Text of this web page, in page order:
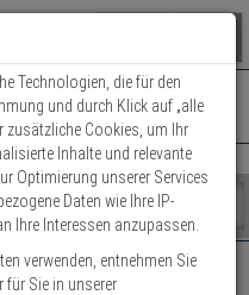
WARENKORB
ist momentan leer.
)
Fertig
16:30 | Fr.: 8:00 - 14:00 Uhr
nutzen
Technologien, die für den
und durch Klick auf „alle
zusätzliche Cookies, um Ihr
Inhalte und relevante
Optimierung unserer Services
Daten wie Ihre IP-
Ihre Interessen anzupassen.
verwenden, entnehmen Sie
für Sie in unserer